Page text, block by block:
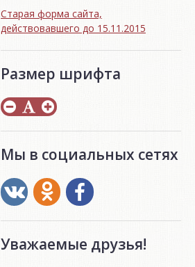
Старая форма сайта,
действовавшего до 15.11.2015
Размер шрифта
Мы в социальных сетях
Уважаемые друзья!